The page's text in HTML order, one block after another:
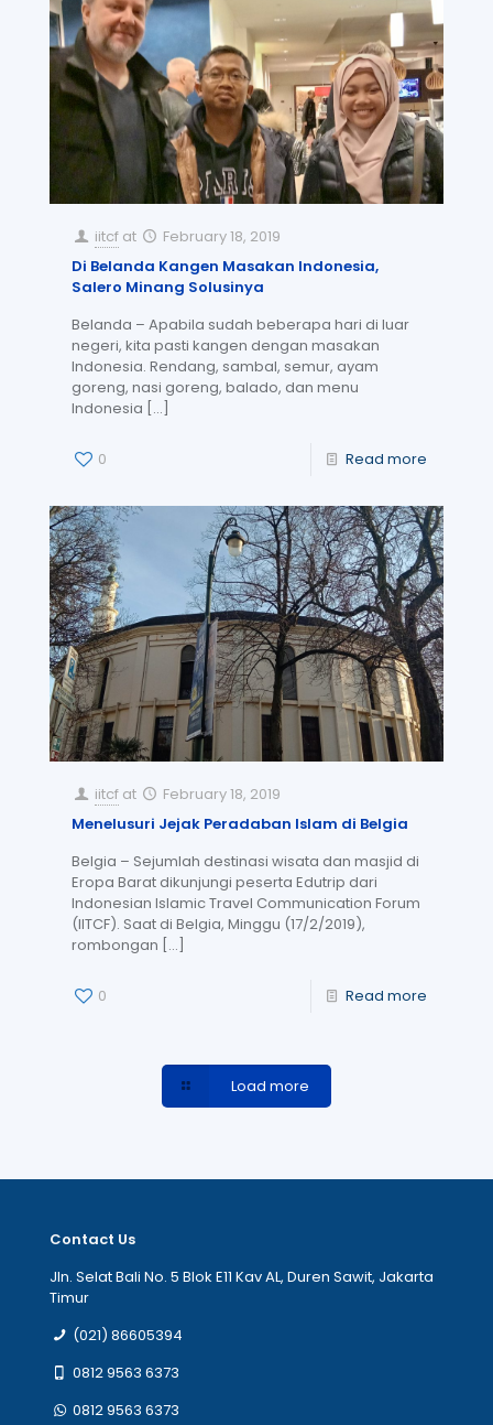
iitcf at
February 18, 2019
Di Belanda Kangen Masakan Indonesia,
Salero Minang Solusinya
Belanda – Apabila sudah beberapa hari di luar
negeri, kita pasti kangen dengan masakan
Indonesia. Rendang, sambal, semur, ayam
goreng, nasi goreng, balado, dan menu
Indonesia […]
0 Read more
iitcf at
February 18, 2019
Menelusuri Jejak Peradaban Islam di Belgia
Belgia – Sejumlah destinasi wisata dan masjid di
Eropa Barat dikunjungi peserta Edutrip dari
Indonesian Islamic Travel Communication Forum
(IITCF). Saat di Belgia, Minggu (17/2/2019),
rombongan […]
0 Read more
Load more
Contact Us
Jln. Selat Bali No. 5 Blok E11 Kav AL, Duren Sawit, Jakarta
Timur
(021) 86605394
0812 9563 6373
0812 9563 6373